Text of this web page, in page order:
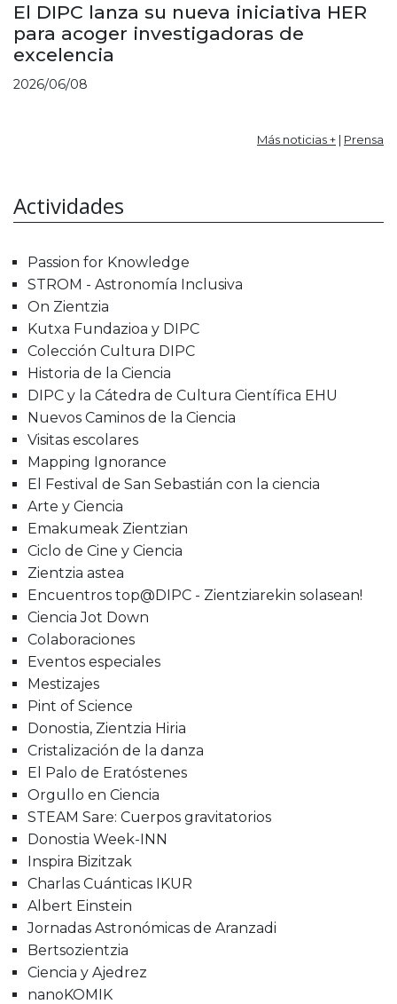
El DIPC lanza su nueva iniciativa HER
para acoger investigadoras de
excelencia
2026/06/08
Más noticias + | Prensa
Actividades
Passion for Knowledge
STROM - Astronomía Inclusiva
On Zientzia
Kutxa Fundazioa y DIPC
Colección Cultura DIPC
Historia de la Ciencia
DIPC y la Cátedra de Cultura Científica EHU
Nuevos Caminos de la Ciencia
Visitas escolares
Mapping Ignorance
El Festival de San Sebastián con la ciencia
Arte y Ciencia
Emakumeak Zientzian
Ciclo de Cine y Ciencia
Zientzia astea
Encuentros top@DIPC - Zientziarekin solasean!
Ciencia Jot Down
Colaboraciones
Eventos especiales
Mestizajes
Pint of Science
Donostia, Zientzia Hiria
Cristalización de la danza
El Palo de Eratóstenes
Orgullo en Ciencia
STEAM Sare: Cuerpos gravitatorios
Donostia Week-INN
Inspira Bizitzak
Charlas Cuánticas IKUR
Albert Einstein
Jornadas Astronómicas de Aranzadi
Bertsozientzia
Ciencia y Ajedrez
nanoKOMIK